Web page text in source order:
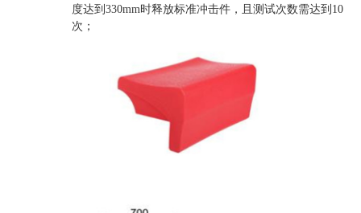
度达到330mm时释放标准冲击件，且测试次数需达到10
次；